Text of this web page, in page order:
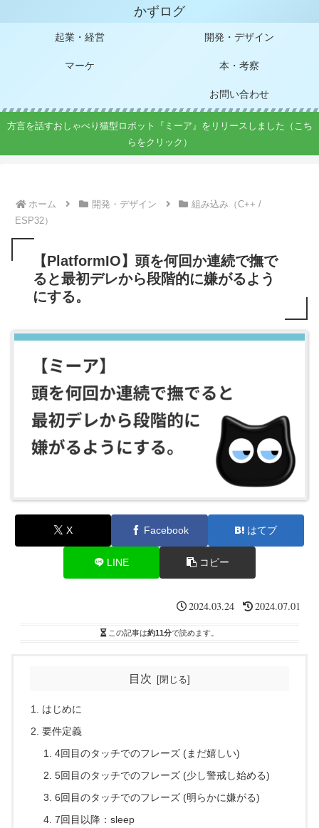
かずログ
起業・経営 開発・デザイン
マーケ 本・考察
お問い合わせ
方言を話すおしゃべり猫型ロボット『ミーア』をリリースしました（こち
らをクリック）
ホーム 開発・デザイン
組み込み（C++ /
ESP32）
【PlatformIO】頭を何回か連続で撫で
ると最初デレから段階的に嫌がるよう
にする。
X Facebook はてブ
LINE コピー
2024.03.24 2024.07.01
この記事は約11分で読めます。
目次
はじめに
要件定義
4回目のタッチでのフレーズ (まだ嬉しい)
5回目のタッチでのフレーズ (少し警戒し始める)
6回目のタッチでのフレーズ (明らかに嫌がる)
7回目以降：sleep